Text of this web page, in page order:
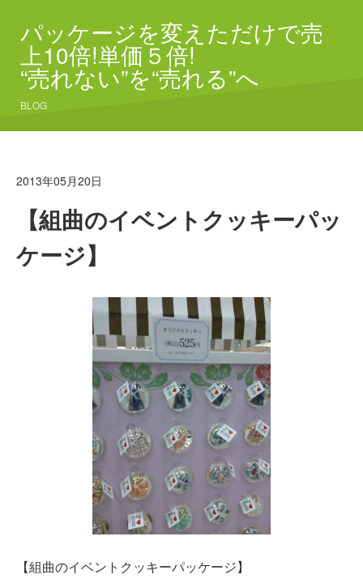
パッケージを変えただけで売
上10倍!単価５倍!
“売れない”を“売れる”へ
BLOG
2013年05月20日
【組曲のイベントクッキーパッ
ケージ】
【組曲のイベントクッキーパッケージ】